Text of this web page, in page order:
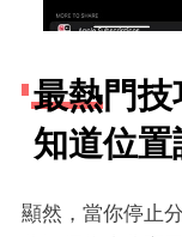
最熱門技
知道位置
顯然，當你停止